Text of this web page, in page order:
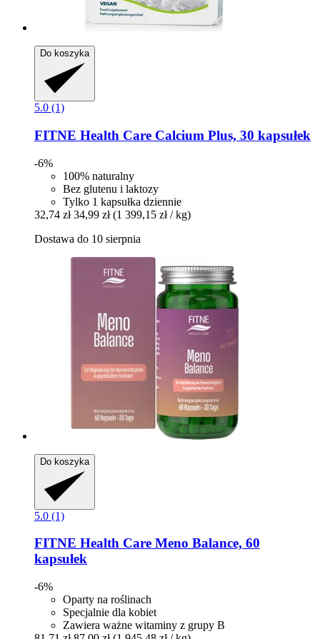
Do koszyka
5.0 (1)
FITNE Health Care Calcium Plus, 30 kapsułek
-6%
100% naturalny
Bez glutenu i laktozy
Tylko 1 kapsułka dziennie
32,74 zł 34,99 zł (1 399,15 zł / kg)
Dostawa do 10 sierpnia
Do koszyka
5.0 (1)
FITNE Health Care Meno Balance, 60
kapsułek
-6%
Oparty na roślinach
Specjalnie dla kobiet
Zawiera ważne witaminy z grupy B